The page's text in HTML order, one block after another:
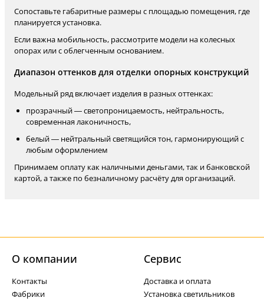
Сопоставьте габаритные размеры с площадью помещения, где
планируется установка.
Если важна мобильность, рассмотрите модели на колесных
опорах или с облегченным основанием.
Диапазон оттенков для отделки опорных конструкций
Модельный ряд включает изделия в разных оттенках:
прозрачный — светопроницаемость, нейтральность,
современная лаконичность,
белый — нейтральный светящийся тон, гармонирующий с
любым оформлением
Принимаем оплату как наличными деньгами, так и банковской
картой, а также по безналичному расчёту для организаций.
О компании
Контакты
Фабрики
Cервис
Доставка и оплата
Установка светильников